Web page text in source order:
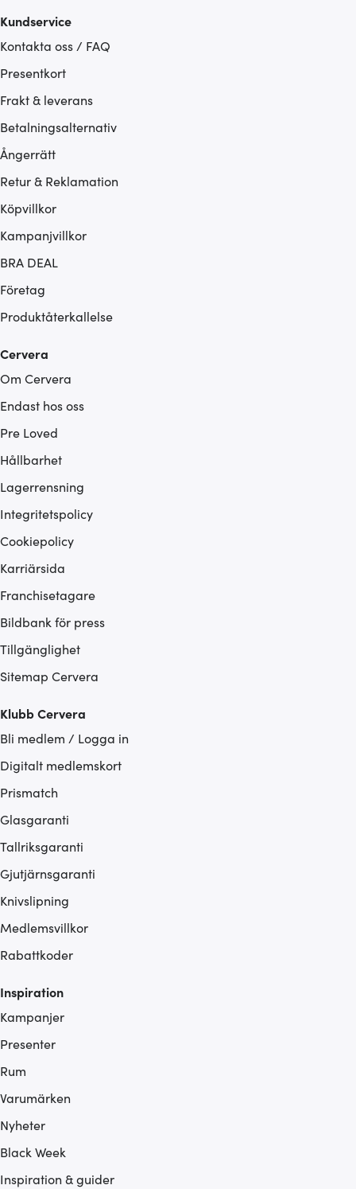
Kundservice
Kontakta oss / FAQ
Presentkort
Frakt & leverans
Betalningsalternativ
Ångerrätt
Retur & Reklamation
Köpvillkor
Kampanjvillkor
BRA DEAL
Företag
Produktåterkallelse
Cervera
Om Cervera
Endast hos oss
Pre Loved
Hållbarhet
Lagerrensning
Integritetspolicy
Cookiepolicy
Karriärsida
Franchisetagare
Bildbank för press
Tillgänglighet
Sitemap Cervera
Klubb Cervera
Bli medlem / Logga in
Digitalt medlemskort
Prismatch
Glasgaranti
Tallriksgaranti
Gjutjärnsgaranti
Knivslipning
Medlemsvillkor
Rabattkoder
Inspiration
Kampanjer
Presenter
Rum
Varumärken
Nyheter
Black Week
Inspiration & guider